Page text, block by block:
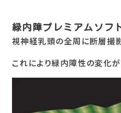
緑内障プレミアムソフ
視神経乳頭の全周に断層撮
これにより緑内障性の変化